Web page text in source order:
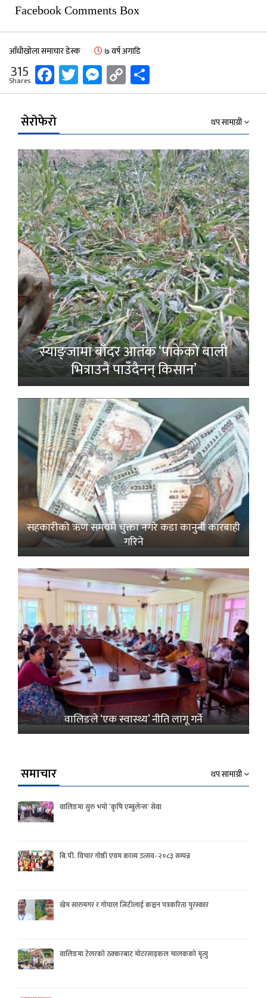
Facebook Comments Box
आँधीखोला समाचार डेस्क ७ वर्ष अगाडि
315
Shares Facebook
Twitter
Messenger
Copy
Link
सेरोफेरो थप सामाग्री
स्याङ्जामा बाँदर आतंक ‘पाकेको बाली
भित्राउनै पाउँदैनन् किसान’
सहकारीको ऋण समयमै चुक्ता नगरे कडा कानुनी कारबाही
गरिने
वालिङले ‘एक स्वास्थ्य’ नीति लागू गर्ने
समाचार थप सामाग्री
वालिङमा सुरु भयो ‘कृषि एम्बुलेन्स’ सेवा
बि.पी. विचार गोष्ठी एवम काव्य उत्सव- २०८३ सम्पन्न
खेम सारुमगर र गोपाल जिटीलाई कञ्चन पत्रकरिता पुरस्कार
वालिङमा टेलरको ठक्करबाट मोटरसाइकल चालकको मृत्यु